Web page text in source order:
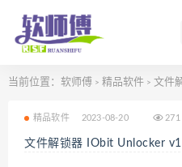
当前位置： 软师傅 > 精品软件 > 文件
精品软件 2023-08-20 271
文件解锁器 IObit Unlocker